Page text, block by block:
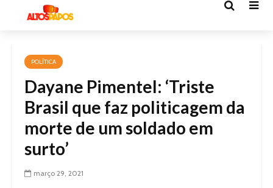
POLÍTICA
Dayane Pimentel: ‘Triste
Brasil que faz politicagem da
morte de um soldado em
surto’
março 29, 2021